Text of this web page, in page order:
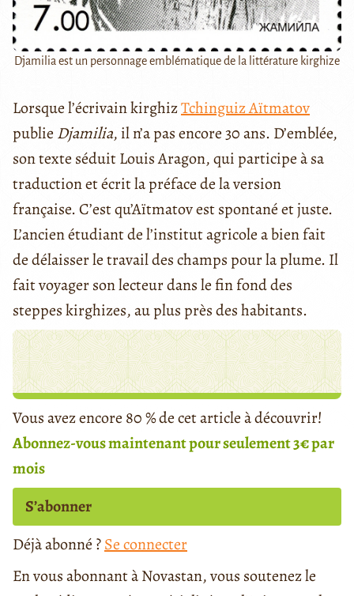
Djamilia est un personnage emblématique de la littérature kirghize
Lorsque l’écrivain kirghizTchinguiz Aïtmatov
publie Djamilia, il n’a pas encore 30 ans. D’emblée,
son texte séduit Louis Aragon, qui participe à sa
traduction et écrit la préface de la version
française. C’est qu’Aïtmatov est spontané et juste.
L’ancien étudiant de l’institut agricole a bien fait
de délaisser le travail des champs pour la plume. Il
fait voyager son lecteur dans le fin fond des
steppes kirghizes, au plus près des habitants.
Vous avez encore 80 % de cet article à découvrir!
Abonnez-vous maintenant pour seulement 3€ par
mois
S’abonner
Déjà abonné ?Se connecter
En vous abonnant à Novastan, vous soutenez le